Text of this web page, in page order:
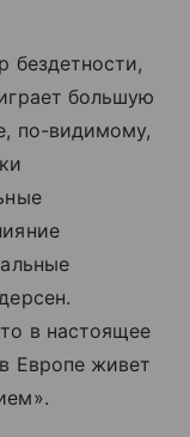
бездетности,
большую
по-видимому,
в настоящее
Европе живет